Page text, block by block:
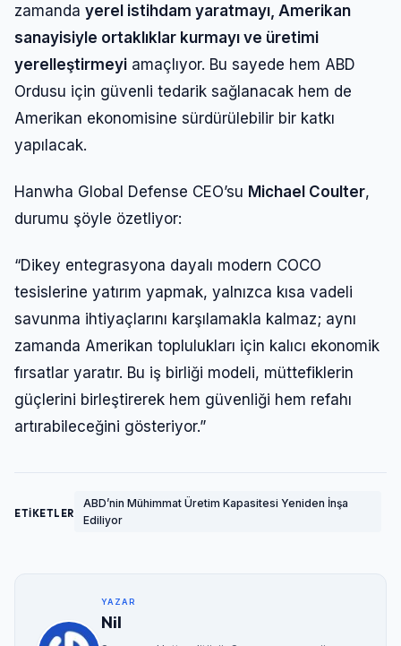
zamanda yerel istihdam yaratmayı, Amerikan
sanayisiyle ortaklıklar kurmayı ve üretimi
yerelleştirmeyi amaçlıyor. Bu sayede hem ABD
Ordusu için güvenli tedarik sağlanacak hem de
Amerikan ekonomisine sürdürülebilir bir katkı
yapılacak.
Hanwha Global Defense CEO’su Michael Coulter,
durumu şöyle özetliyor:
“Dikey entegrasyona dayalı modern COCO
tesislerine yatırım yapmak, yalnızca kısa vadeli
savunma ihtiyaçlarını karşılamakla kalmaz; aynı
zamanda Amerikan toplulukları için kalıcı ekonomik
fırsatlar yaratır. Bu iş birliği modeli, müttefiklerin
güçlerini birleştirerek hem güvenliği hem refahı
artırabileceğini gösteriyor.”
ETİKETLER
ABD’nin Mühimmat Üretim Kapasitesi Yeniden İnşa
Ediliyor
YAZAR
Nil